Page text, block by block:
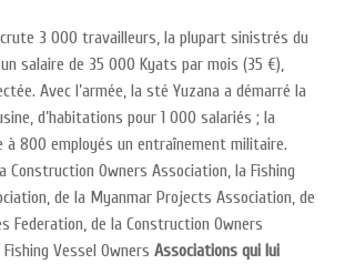
3 000 travailleurs, la plupart sinistrés du
salaire de 35 000 Kyats par mois (35 €),
Avec l’armée, la sté Yuzana a démarré la
d’habitations pour 1 000 salariés ; la
800 employés un entraînement militaire.
Construction Owners Association, la Fishing
de la Myanmar Projects Association, de
Federation, de la Construction Owners
Vessel Owners Associations qui lui